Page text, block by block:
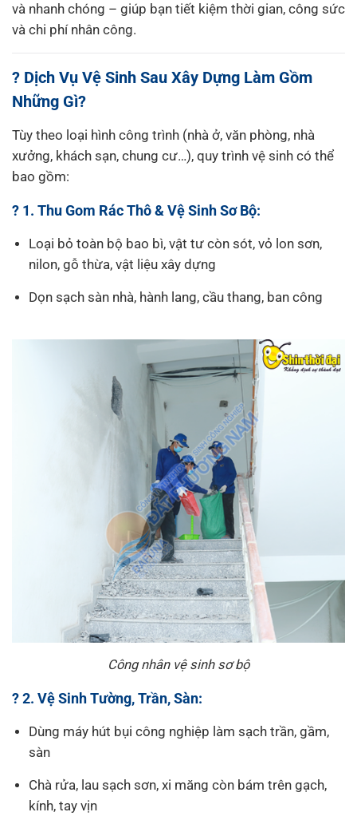
và nhanh chóng – giúp bạn tiết kiệm thời gian, công sức
và chi phí nhân công.
? Dịch Vụ Vệ Sinh Sau Xây Dựng Làm Gồm
Những Gì?
Tùy theo loại hình công trình (nhà ở, văn phòng, nhà
xưởng, khách sạn, chung cư…), quy trình vệ sinh có thể
bao gồm:
? 1. Thu Gom Rác Thô & Vệ Sinh Sơ Bộ:
Loại bỏ toàn bộ bao bì, vật tư còn sót, vỏ lon sơn,
nilon, gỗ thừa, vật liệu xây dựng
Dọn sạch sàn nhà, hành lang, cầu thang, ban công
Công nhân vệ sinh sơ bộ
? 2. Vệ Sinh Tường, Trần, Sàn:
Dùng máy hút bụi công nghiệp làm sạch trần, gầm,
sàn
Chà rửa, lau sạch sơn, xi măng còn bám trên gạch,
kính, tay vịn